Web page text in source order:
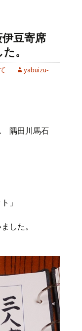
豆寄席
。
yabuizu-
隅田川馬石
」
した。